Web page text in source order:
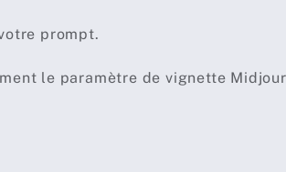
prompt.